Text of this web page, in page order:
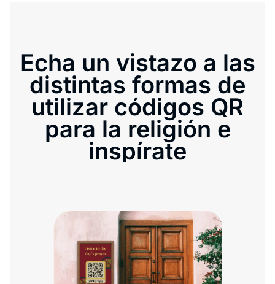
Echa un vistazo a las
distintas formas de
utilizar códigos QR
para la religión e
inspírate